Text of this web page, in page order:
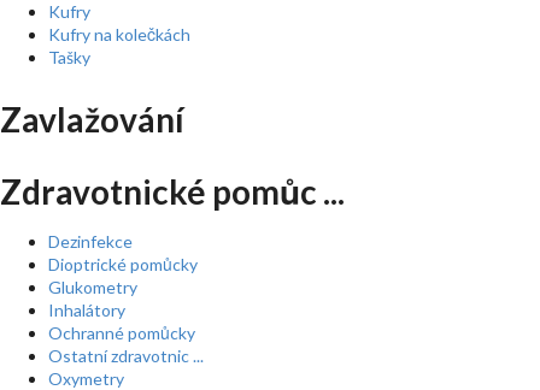
Kufry
Kufry na kolečkách
Tašky
Zavlažování
Zdravotnické pomůc ...
Dezinfekce
Dioptrické pomůcky
Glukometry
Inhalátory
Ochranné pomůcky
Ostatní zdravotnic ...
Oxymetry